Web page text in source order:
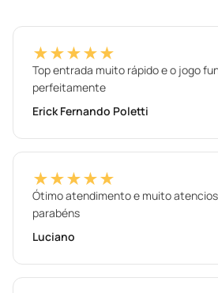
★★★★★
Top entrada muito rápido e o jogo
perfeitamente
Erick Fernando Poletti
★★★★★
Ótimo atendimento e muito
parabéns
Luciano